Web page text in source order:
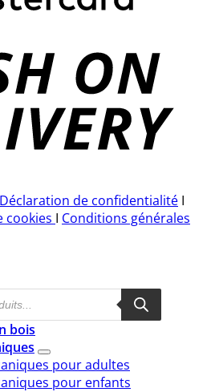
Déclaration de confidentialité I
cookies I Conditions générales
bois
pour adultes
pour enfants